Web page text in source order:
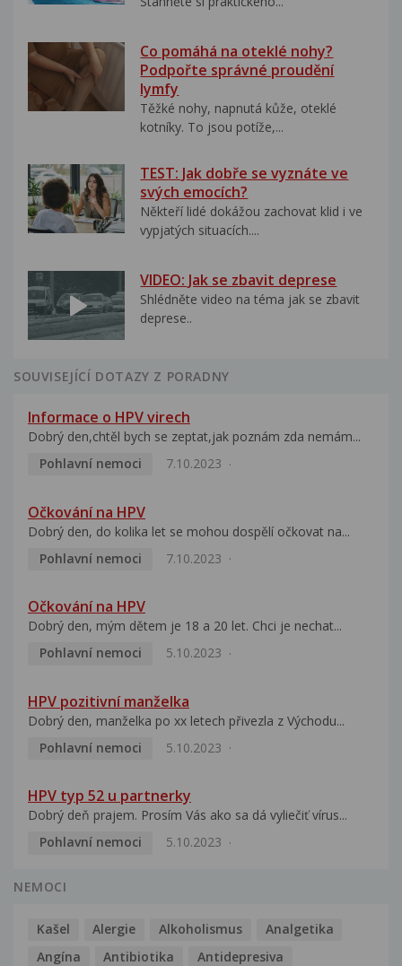
Co pomáhá na oteklé nohy?
Podpořte správné proudění
lymfy
Těžké nohy, napnutá kůže, oteklé
kotníky. To jsou potíže,...
TEST: Jak dobře se vyznáte ve
svých emocích?
Někteří lidé dokážou zachovat klid i ve
vypjatých situacích....
VIDEO: Jak se zbavit deprese
Shlédněte video na téma jak se zbavit
deprese..
SOUVISEJÍCÍ DOTAZY Z PORADNY
Informace o HPV virech
Dobrý den,chtěl bych se zeptat,jak poznám zda nemám...
Pohlavní nemoci
7.10.2023
Očkování na HPV
Dobrý den, do kolika let se mohou dospělí očkovat na...
Pohlavní nemoci
7.10.2023
Očkování na HPV
Dobrý den, mým dětem je 18 a 20 let. Chci je nechat...
Pohlavní nemoci
5.10.2023
HPV pozitivní manželka
Dobrý den, manželka po xx letech přivezla z Východu...
Pohlavní nemoci
5.10.2023
HPV typ 52 u partnerky
Dobrý deň prajem. Prosím Vás ako sa dá vyliečiť vírus...
Pohlavní nemoci
5.10.2023
NEMOCI
Kašel Alergie Alkoholismus
Analgetika
Angína
Antibiotika
Antidepresiva